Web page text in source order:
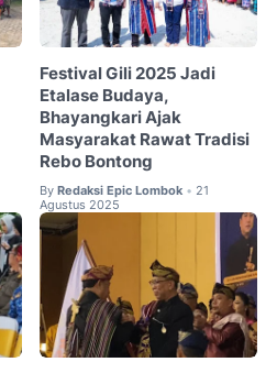
Festival Gili 2025 Jadi
Etalase Budaya,
Bhayangkari Ajak
Masyarakat Rawat Tradisi
Rebo Bontong
By Redaksi Epic Lombok • 21
Agustus 2025